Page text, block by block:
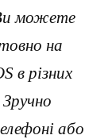
можете
на
в різних
або